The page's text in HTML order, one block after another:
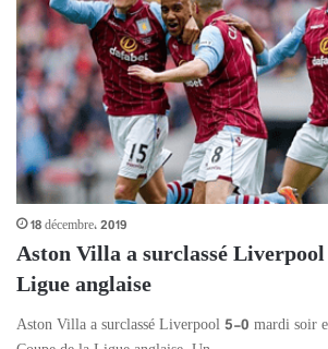
18 décembre، 2019
Aston Villa a surclassé
Ligue anglaise
Aston Villa a surclassé Liverpool 5-0 mardi soir